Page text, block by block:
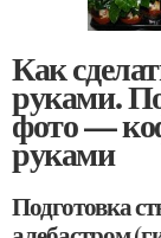
Как
руками.
фото —
руками
Подготовка